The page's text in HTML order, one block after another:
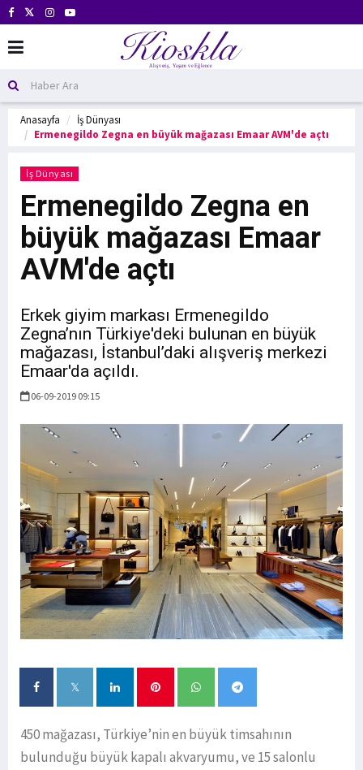
Anasayfa
İş Dünyası
Ermenegildo Zegna en büyük mağazası Emaar AVM'de açtı
İş Dünyası
Ermenegildo Zegna en
büyük mağazası Emaar
AVM'de açtı
Erkek giyim markası Ermenegildo
Zegna’nın Türkiye'deki bulunan en büyük
mağazası, İstanbul’daki alışveriş merkezi
Emaar'da açıldı.
06-09-2019 09:15
450 mağazası, Türkiye’nin en büyük timsahının
bulunduğu büyük kapalı akvaryumu, ve 15 salonlu